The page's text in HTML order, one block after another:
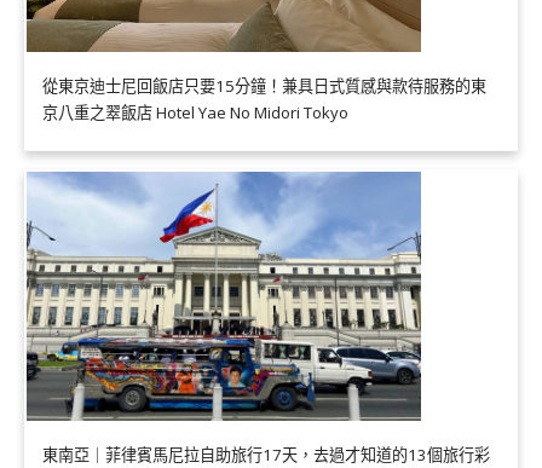
從東京迪士尼回飯店只要15分鐘！兼具日式質感與款待服務的東
京八重之翠飯店 Hotel Yae No Midori Tokyo
東南亞｜菲律賓馬尼拉自助旅行17天，去過才知道的13個旅行彩